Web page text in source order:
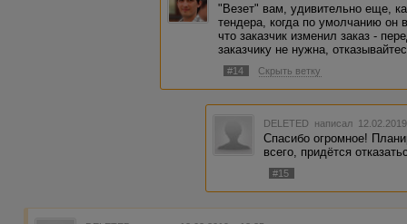
"Везет" вам, удивительно еще,
тендера, когда по умолчанию
что заказчик изменил заказ -
заказчику не нужна,
#14 Скрыть ветку
DELETED написал
Спасибо огромное!
всего, придётся
#15